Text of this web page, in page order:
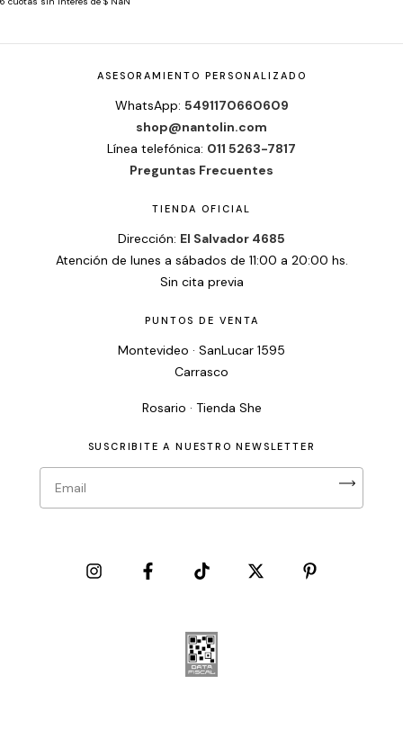
ASESORAMIENTO PERSONALIZADO
WhatsApp: 5491170660609
shop@nantolin.com
Línea telefónica: 011 5263-7817
Preguntas Frecuentes
TIENDA OFICIAL
Dirección: El Salvador 4685
Atención de lunes a sábados de 11:00 a 20:00 hs.
Sin cita previa
PUNTOS DE VENTA
Montevideo · SanLucar 1595
Carrasco
Rosario · Tienda She
SUSCRIBITE A NUESTRO NEWSLETTER